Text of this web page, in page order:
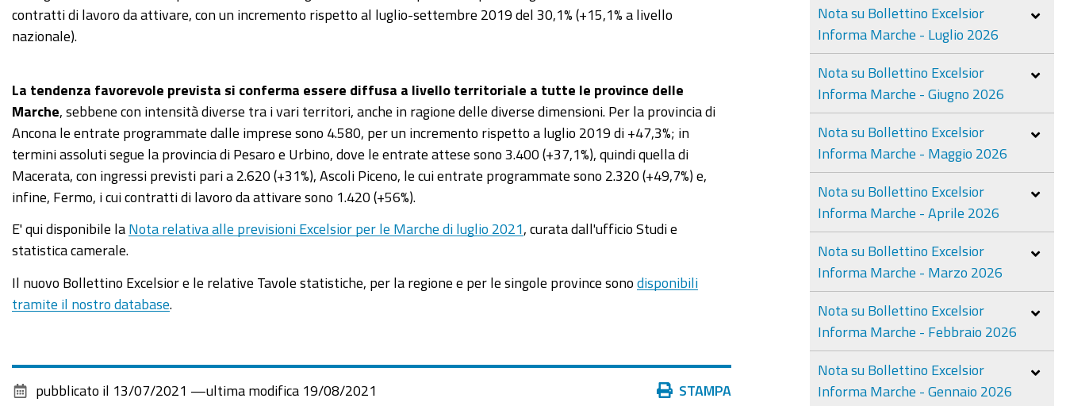
contratti di lavoro da attivare, con un incremento rispetto al luglio-settembre 2019 del 30,1% (+15,1% a livello
nazionale).
La tendenza favorevole prevista si conferma essere diffusa a livello territoriale a tutte le province delle
Marche , sebbene con intensità diverse tra i vari territori, anche in ragione delle diverse dimensioni. Per la provincia di
Ancona le entrate programmate dalle imprese sono 4.580, per un incremento rispetto a luglio 2019 di +47,3%; in
termini assoluti segue la provincia di Pesaro e Urbino, dove le entrate attese sono 3.400 (+37,1%), quindi quella di
Macerata, con ingressi previsti pari a 2.620 (+31%), Ascoli Piceno, le cui entrate programmate sono 2.320 (+49,7%) e,
infine, Fermo, i cui contratti di lavoro da attivare sono 1.420 (+56%).
E' qui disponibile la Nota relativa alle previsioni Excelsior per le Marche di luglio 2021 , curata dall'ufficio Studi e
statistica camerale.
Il nuovo Bollettino Excelsior e le relative Tavole statistiche, per la regione e per le singole province sono disponibili
tramite il nostro database
Azioni STAMPA
pubblicato il 13/07/2021 —ultima modifica 19/08/2021
Nota su Bollettino Excelsior
Informa Marche - Luglio 2026
Nota su Bollettino Excelsior
Informa Marche - Giugno 2026
Nota su Bollettino Excelsior
Informa Marche - Maggio 2026
Nota su Bollettino Excelsior
Informa Marche - Aprile 2026
Nota su Bollettino Excelsior
Informa Marche - Marzo 2026
Nota su Bollettino Excelsior
Informa Marche - Febbraio 2026
Nota su Bollettino Excelsior
Informa Marche - Gennaio 2026